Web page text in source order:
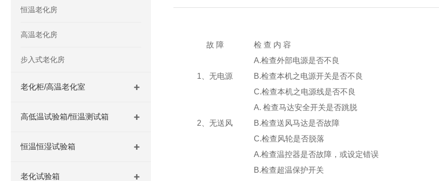
恒温老化房
高温老化房
步入式老化房
老化柜/高温老化室
高低温试验箱/恒温测试箱
恒温恒湿试验箱
老化试验箱
故 障 检 查 内 容
1、无电源
A.检查外部电源是否不良
B.检查本机之电源开关是否不良
C.检查本机之电源线是否不良
2、无送风
A. 检查马达安全开关是否跳脱
B.检查送风马达是否故障
C.检查风轮是否脱落
A.检查温控器是否故障，或设定错误
B.检查超温保护开关